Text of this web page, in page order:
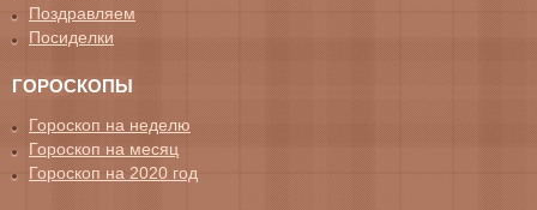
Поздравляем
Посиделки
ГОРОСКОПЫ
Гороскоп на неделю
Гороскоп на месяц
Гороскоп на 2020 год